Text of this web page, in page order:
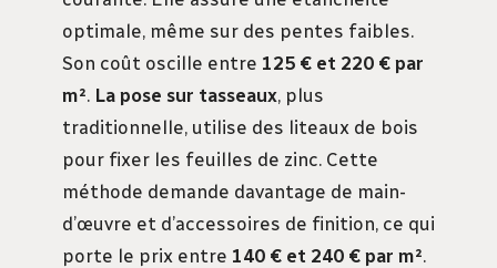
optimale, même sur des pentes faibles.
Son coût oscille entre 125 € et 220 € par
m². La pose sur tasseaux, plus
traditionnelle, utilise des liteaux de bois
pour fixer les feuilles de zinc. Cette
méthode demande davantage de main-
d’œuvre et d’accessoires de finition, ce qui
porte le prix entre 140 € et 240 € par m².